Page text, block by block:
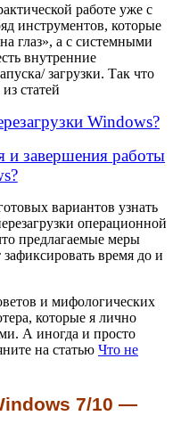
работе уже с
инструментов, которые
глаз», а с системными
внутренние
загрузки. Так что
статей
Windows?
и завершения работы
вариантов узнать
операционной
предлагаемые меры
время до и
и мифологических
которые я лично
А иногда и просто
на статью Что не
7/10 —